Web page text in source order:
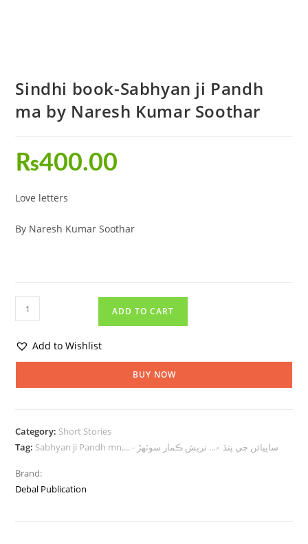
Sindhi book-Sabhyan ji Pandh
ma by Naresh Kumar Soothar
₨400.00
Love letters
By Naresh Kumar Soothar
ADD TO CART
Add to Wishlist
BUY NOW
Category: Short Stories
Tag:
Sabhyan ji Pandh mn.... - ساڀيائن جي پنڌ ۾... نريش ڪمار سوٽهڙ
Brand:
Debal Publication